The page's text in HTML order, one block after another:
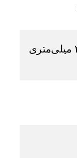
جک ۳.۵ میلی‌متری